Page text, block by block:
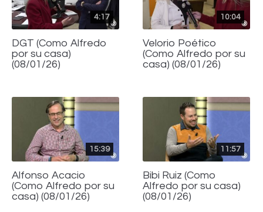
4:17
DGT (Como Alfredo
por su casa)
(08/01/26)
10:04
Velorio Poético
(Como Alfredo por su
casa) (08/01/26)
15:39
Alfonso Acacio
(Como Alfredo por su
casa) (08/01/26)
11:57
Bibi Ruiz (Como
Alfredo por su casa)
(08/01/26)